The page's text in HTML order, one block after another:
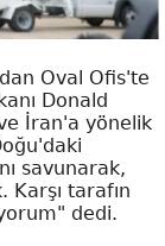
Oval Ofis'te
Donald
İran'a yönelik
savunarak,
Karşı tarafın
dedi.